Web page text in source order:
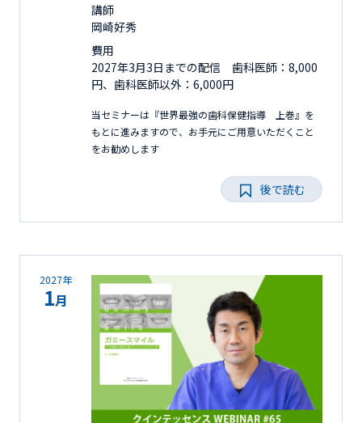
講師
岡崎好秀
費用
2027年3月3日までの配信 歯科医師：8,000
円、歯科医師以外：6,000円
当セミナーは『世界最強の歯科保健指導 上巻』を
もとに進みますので、お手元にご用意いただくこと
をお勧めします
後で読む
2027年
1月